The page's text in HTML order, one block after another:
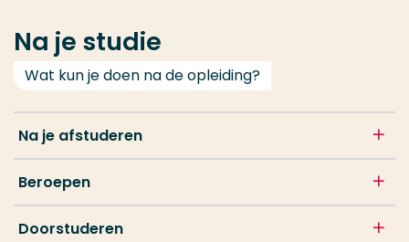
Na je studie
Wat kun je doen na de opleiding?
Na je afstuderen
Beroepen
Doorstuderen